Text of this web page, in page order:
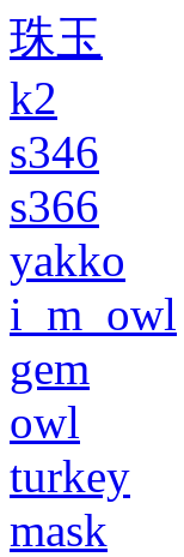
珠玉
k2
s346
s366
yakko
i_m_owl
gem
owl
turkey
mask